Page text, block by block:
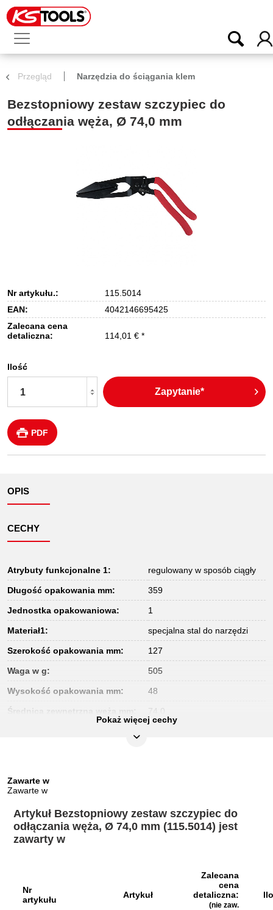
Przegląd Narzędzia do ściągania klem
Bezstopniowy zestaw szczypiec do
odłączania węża, Ø 74,0 mm
Nr artykułu.:
115.5014
EAN:
4042146695425
Zalecana cena
detaliczna:
114,01 € *
Ilość
Zapytanie*
PDF
OPIS
CECHY
Atrybuty funkcjonalne 1: regulowany w sposób ciągły
Długość opakowania mm: 359
Jednostka opakowaniowa: 1
Materiał1: specjalna stal do narzędzi
Szerokość opakowania mm: 127
Waga w g: 505
Wysokość opakowania mm: 48
Średnica zewnętrzna węża mm:
74,0
Pokaż więcej cechy
Zawarte w
Zawarte w
Artykuł Bezstopniowy zestaw szczypiec do
odłączania węża, Ø 74,0 mm (115.5014) jest
zawarty w
Nr
artykułu
Artykuł
Zalecana
cena
detaliczna:
(nie zaw.